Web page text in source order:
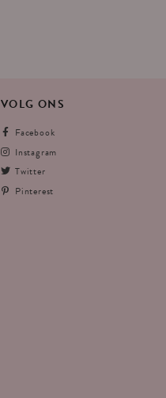
VOLG ONS
Facebook
Instagram
Twitter
Pinterest